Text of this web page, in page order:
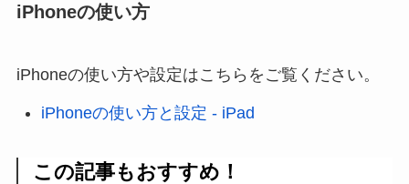
iPhoneの使い方
iPhoneの使い方や設定はこちらをご覧ください。
iPhoneの使い方と設定 - iPad
この記事もおすすめ！